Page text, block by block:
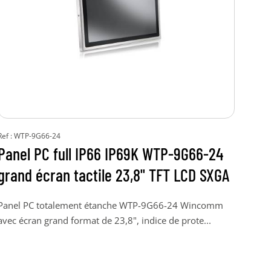
: WTP-9G66-24
PC full IP66 IP69K WTP-9G66-24
écran tactile 23,8" TFT LCD SXGA
PC totalement étanche WTP-9G66-24 Wincomm
écran grand format de 23,8", indice de prote...